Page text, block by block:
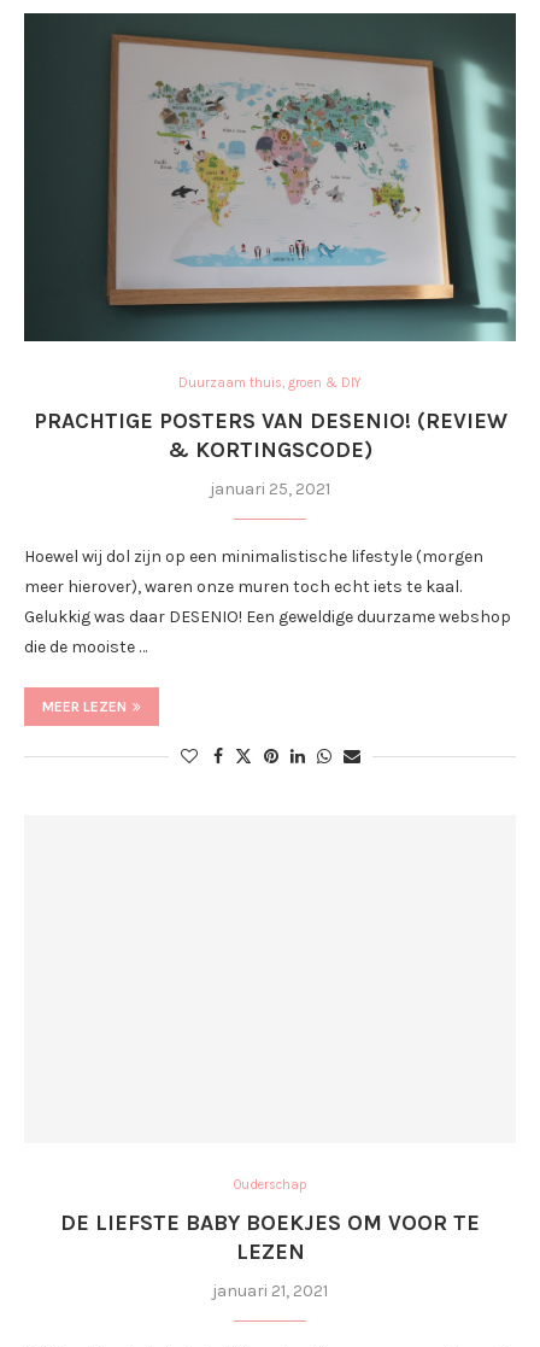
Duurzaam thuis, groen & DIY
PRACHTIGE POSTERS VAN DESENIO! (REVIEW
& KORTINGSCODE)
januari 25, 2021
Hoewel wij dol zijn op een minimalistische lifestyle (morgen
meer hierover), waren onze muren toch echt iets te kaal.
Gelukkig was daar DESENIO! Een geweldige duurzame webshop
die de mooiste …
MEER LEZEN
Ouderschap
DE LIEFSTE BABY BOEKJES OM VOOR TE
LEZEN
januari 21, 2021